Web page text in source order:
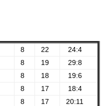
8 22
24:4
8 19
29:8
8 18
19:6
8 17
18:4
8 17 20:11